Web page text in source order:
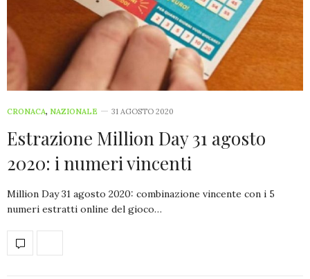
CRONACA, NAZIONALE 31 AGOSTO 2020
Estrazione Million Day 31 agosto
2020: i numeri vincenti
Million Day 31 agosto 2020: combinazione vincente con i 5
numeri estratti online del gioco…